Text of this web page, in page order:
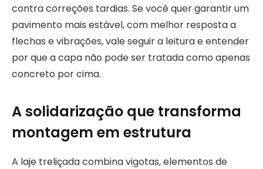
contra correções tardias. Se você quer garantir um
pavimento mais estável, com melhor resposta a
flechas e vibrações, vale seguir a leitura e entender
por que a capa não pode ser tratada como apenas
concreto por cima.
A solidarização que transforma
montagem em estrutura
A laje treliçada combina vigotas, elementos de